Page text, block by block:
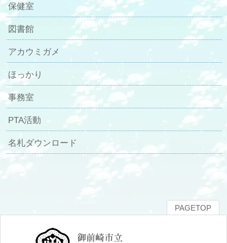
保健室
図書館
アカウミガメ
ほっかり
事務室
PTA活動
名札ダウンロード
PAGETOP